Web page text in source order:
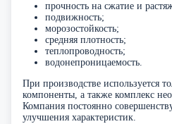
прочность на сжатие и
подвижность;
морозостойкость;
средняя плотность;
теплопроводность;
водонепроницаемость.
При производстве используется
компоненты, а также комплекс
Компания постоянно
улучшения характеристик.